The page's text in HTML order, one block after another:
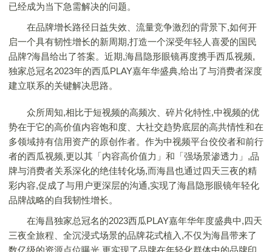
已经成为当下急需解决的问题。
在品牌增长路径日益失效、流量竞争激烈的背景下,如何开
启一个具有韧性增长的新周期,打造一个深受年轻人喜爱的国民
品牌?海昌给出了答案。近期,海昌隐形眼镜再度携手西瓜视频,
独家总冠名2023年的西瓜PLAY嘉年华盛典,给出了与消费者深度
建立联系的关键解决思路。
众所周知,相比于短视频的高频次、碎片化特性,中视频的优
势在于它的高价值内容饱和度、大社交趋势底层的高共情性和在
多领域持有信用资产的原创作者。作为中视频平台佼佼者和前行
者的西瓜视频,更以其「内容高价值力」和「强场景渗透力」,品
牌与消费者关系深化的绝佳转化场,而海昌也通过四天三夜的精
彩内容,促成了与用户更深层的沟通,实现了海昌隐形眼镜年轻化
品牌战略的自我韧性增长。
在海昌独家总冠名的2023西瓜PLAY嘉年华年度盛典中,四天
三夜全旅程、全沉浸式场景的品牌花式植入,不仅为海昌带来了
数亿级的资源点位曝光,更实现了品牌在年轻化群体中的品牌印